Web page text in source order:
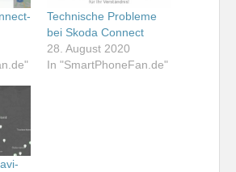
Technische Probleme
bei Skoda Connect
28. August 2020
In "SmartPhoneFan.de"